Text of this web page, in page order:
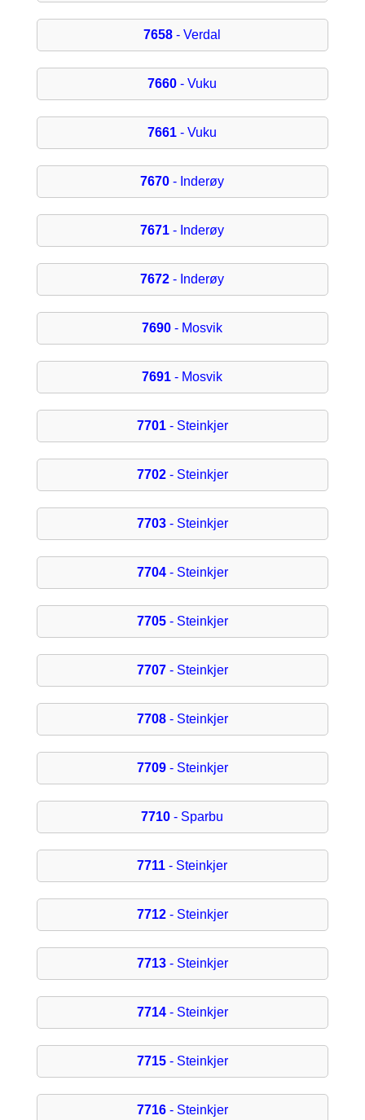
7658 - Verdal
7660 - Vuku
7661 - Vuku
7670 - Inderøy
7671 - Inderøy
7672 - Inderøy
7690 - Mosvik
7691 - Mosvik
7701- Steinkjer
7702- Steinkjer
7703- Steinkjer
7704- Steinkjer
7705- Steinkjer
7707- Steinkjer
7708- Steinkjer
7709- Steinkjer
7710 - Sparbu
7711 - Steinkjer
7712- Steinkjer
7713- Steinkjer
7714- Steinkjer
7715- Steinkjer
7716- Steinkjer